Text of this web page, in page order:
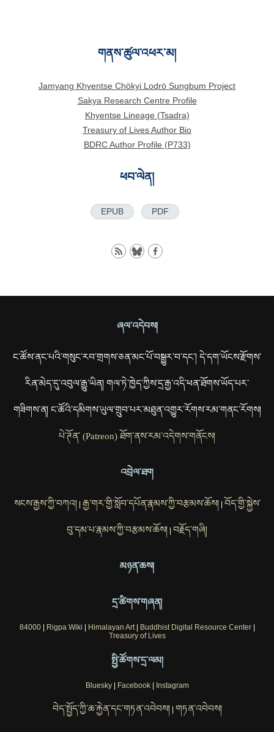
གནས་ཚུལ་འཕར་མ།
Jamyang Khyentse Chökyi Lodrö Sungbum Project
Sakya Research Centre Profile
Khyentse Lineage (Tsadra)
Treasury of Lives Author Bio
BDRC Author Profile (P733)
ཕབ་ལེན།
EPUB PDF
ཞལ་འདེབས།
ང་ཚོས་ནང་པའི་གསུང་རབ་གྲགས་ཅན་མང་པོ་བསྒྱུར་བ་དང་། དེ་དག་ཡོངས་རྫོགས་
རིན་མེད་དུ་འབུལ་རྒྱུ་ཡིན། གལ་ཏེ་ཁྱེད་ཀྱིས་དྲ་རྒྱ་འདི་ཕན་ཐོགས་ཡོད་པར་
གཟིགས་ན། ང་ཚོའི་དམིགས་ཡུལ་གྲུབ་པར་མཐུན་འགྱུར་རོགས་རམ་གནང་རོགས།
པེ་ཊོན་ (Patreon) ཐོག་ནས་རམ་འདེགས་གནོངས།
འབྲེལ་ཐག
སངས་རྒྱས་ཀྱི་བཀའ། རྒྱ་གར་གྱི་སློབ་དཔོན་རྣམས་ཀྱི་བརྩམས་ཆོས། བོད་གྱི་སྐྱེས་
བུ་དམ་པ་རྣམས་ཀྱི་བརྩམས་ཆོས། བརྗོད་གཞི།
མཉན་ཆས།
དྲ་ཚིགས་གཞན།
84000| Rigpa Wiki Himalayan Art| Buddhist Digital Resource Center|
Treasury of Lives
སྤྱི་ཚོགས་དྲ་ལམ།
Bluesky| Facebook| Instagram
བེད་སྤྱོད་ཀྱི་ཆ་རྐྱེན་དང་གཏན་འབེབས། གཏན་འབེབས།